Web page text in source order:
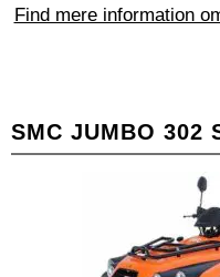
Find mere information
SMC JUMBO 302